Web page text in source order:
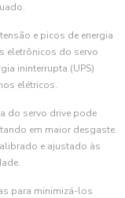
e picos de energia
eletrônicos do servo
ininterrupta (UPS)
elétricos.
do servo drive pode
em maior desgaste.
e ajustado às
para minimizá-los